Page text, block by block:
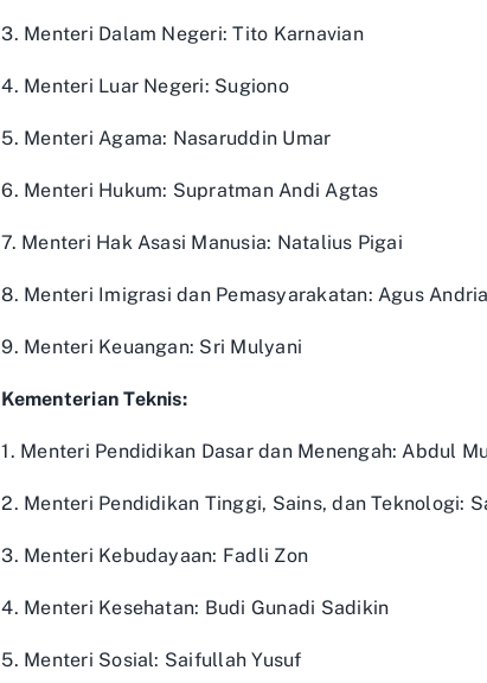
3. Menteri Dalam Negeri: Tito Karnavian
4. Menteri Luar Negeri: Sugiono
5. Menteri Agama: Nasaruddin Umar
6. Menteri Hukum: Supratman Andi Agtas
7. Menteri Hak Asasi Manusia: Natalius Pigai
8. Menteri Imigrasi dan Pemasyarakatan: Agus
9. Menteri Keuangan: Sri Mulyani
Kementerian Teknis:
1. Menteri Pendidikan Dasar dan Menengah: Abdul
2. Menteri Pendidikan Tinggi, Sains, dan Teknologi:
3. Menteri Kebudayaan: Fadli Zon
4. Menteri Kesehatan: Budi Gunadi Sadikin
5. Menteri Sosial: Saifullah Yusuf